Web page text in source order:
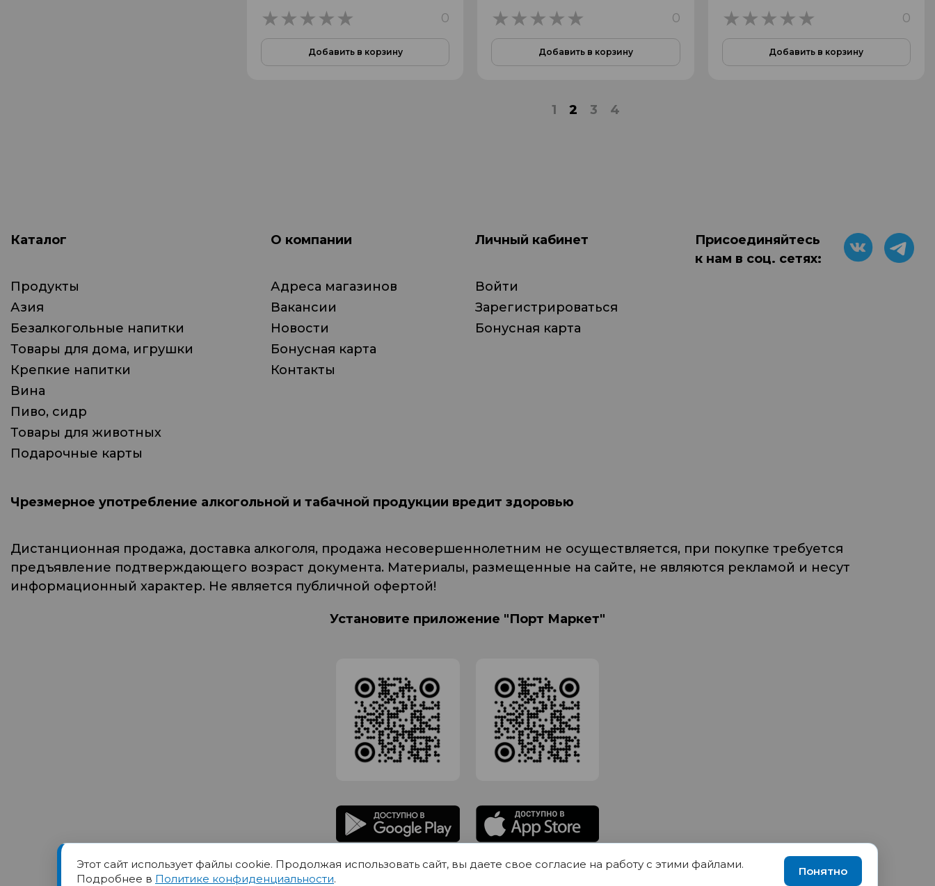
0
Добавить в корзину
0
Добавить в корзину
0
Добавить в корзину
1 2 3 4
Каталог
Продукты
Азия
Безалкогольные напитки
Товары для дома, игрушки
Крепкие напитки
Вина
Пиво, сидр
Товары для животных
Подарочные карты
О компании
Адреса магазинов
Вакансии
Новости
Бонусная карта
Контакты
Личный кабинет
Войти
Зарегистрироваться
Бонусная карта
Присоединяйтесь
к нам в соц. сетях:
Чрезмерное употребление алкогольной и табачной продукции вредит здоровью
Дистанционная продажа, доставка алкоголя, продажа несовершеннолетним не осуществляется, при покупке требуется
предъявление подтверждающего возраст документа. Материалы, размещенные на сайте, не являются рекламой и несут
информационный характер. Не является публичной офертой!
Установите приложение "Порт Маркет"
Товарный знак ПОРТ принадлежит Обществу с Ограниченной ответственностью СИГМАТОРГ, ОГРН 1191690035570, ИНН 1655417189
Юр.адрес 420012 Казань переулок Щербаковский дом 7, пом 1013, офис 5
Этот сайт использует файлы cookie. Продолжая использовать сайт, вы даете свое согласие на работу с этими файлами.
Подробнее в Политике конфиденциальности.
Понятно